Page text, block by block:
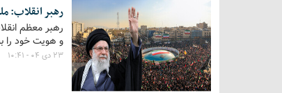
رهبر انقلاب:
رهبر معظم
و هویت خود را
۲۳ دی ۰۴ - ۱۰:۴۱